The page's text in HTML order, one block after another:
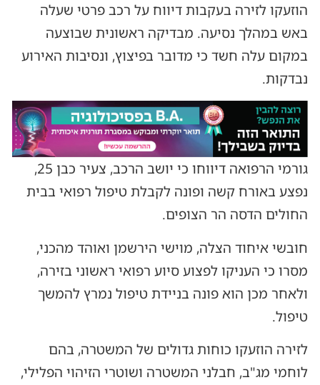
הוזעקו לזירה בעקבות דיווח על רכב פרטי שעלה
באש במהלך נסיעה. מבדיקה ראשונית שבוצעה
במקום עלה חשד כי מדובר בפיצוץ, ונסיבות האירוע
נבדקות.
גורמי הרפואה דיווחו כי יושב הרכב, צעיר כבן 25,
נפצע באורח קשה ופונה לקבלת טיפול רפואי בבית
החולים הדסה הר הצופים.
חובשי איחוד הצלה, מוישי הירשמן ואוהד מהכני,
מסרו כי העניקו לפצוע סיוע רפואי ראשוני בזירה,
ולאחר מכן הוא פונה בניידת טיפול נמרץ להמשך
טיפול.
לזירה הוזעקו כוחות גדולים של המשטרה, בהם
לוחמי מג"ב, חבלני המשטרה ושוטרי הזיהוי הפלילי,